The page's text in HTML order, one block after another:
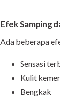
Efek Samping
Ada beberapa
Sensasi
Kulit
Bengkak